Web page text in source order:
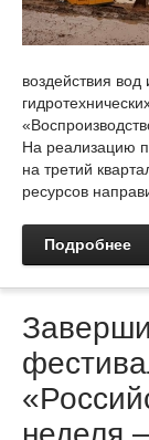
воздействия
На реализацию
на третий
ресурсов
Подробнее